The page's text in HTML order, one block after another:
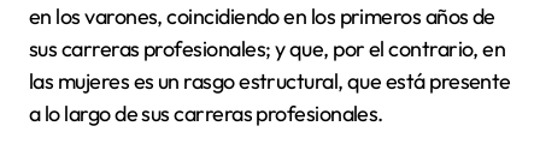
en los varones, coincidiendo en los primeros años de
sus carreras profesionales; y que, por el contrario, en
las mujeres es un rasgo estructural, que está presente
a lo largo de sus carreras profesionales.